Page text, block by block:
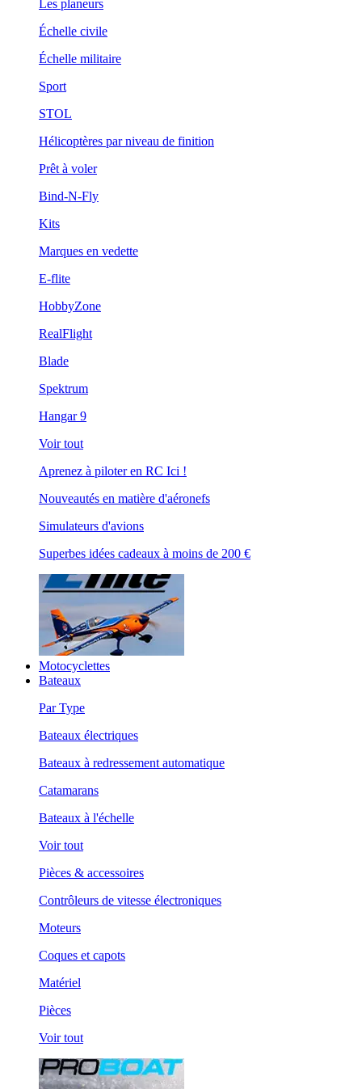
Les planeurs
Échelle civile
Échelle militaire
Sport
STOL
Hélicoptères par niveau de finition
Prêt à voler
Bind-N-Fly
Kits
Marques en vedette
E-flite
HobbyZone
RealFlight
Blade
Spektrum
Hangar 9
Voir tout
Aprenez à piloter en RC Ici !
Nouveautés en matière d'aéronefs
Simulateurs d'avions
Superbes idées cadeaux à moins de 200 €
Motocyclettes
Bateaux
Par Type
Bateaux électriques
Bateaux à redressement automatique
Catamarans
Bateaux à l'échelle
Voir tout
Pièces & accessoires
Contrôleurs de vitesse électroniques
Moteurs
Coques et capots
Matériel
Pièces
Voir tout